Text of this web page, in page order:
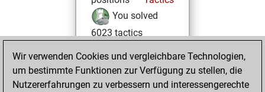
You solved
6023 tactics
You achieved
an Elo of 2249 in
Wir verwenden Cookies und vergleichbare Technologien,
um bestimmte Funktionen zur Verfügung zu stellen, die
Nutzererfahrungen zu verbessern und interessengerechte